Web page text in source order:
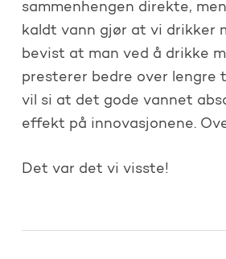
sammenhengen direkte,
kaldt vann gjør at vi drikker
bevist at man ved å drikke
presterer bedre over lengre
vil si at det gode vannet
effekt på innovasjonene.
Det var det vi visste!